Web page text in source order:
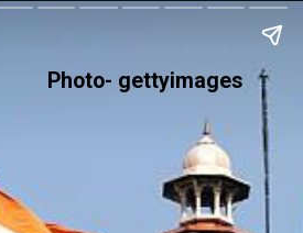
Photo- gettyimages